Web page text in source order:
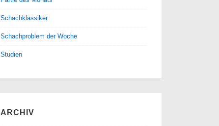
Schachklassiker
Schachproblem der Woche
Studien
ARCHIV